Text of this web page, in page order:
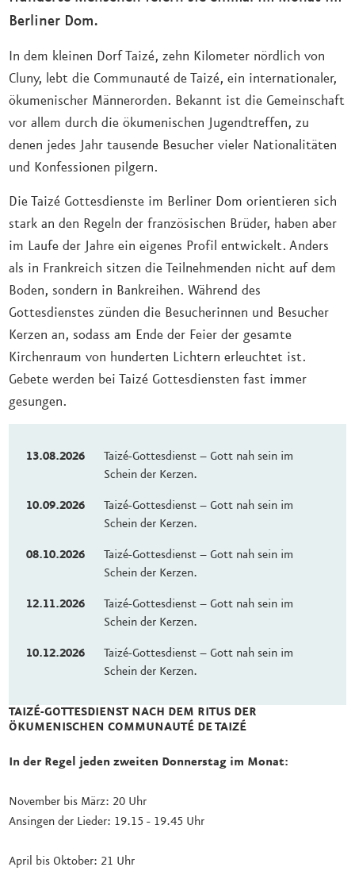
Berliner Dom.
In dem kleinen Dorf Taizé, zehn Kilometer nördlich von
Cluny, lebt die Communauté de Taizé, ein internationaler,
ökumenischer Männerorden. Bekannt ist die Gemeinschaft
vor allem durch die ökumenischen Jugendtreffen, zu
denen jedes Jahr tausende Besucher vieler Nationalitäten
und Konfessionen pilgern.
Die Taizé Gottesdienste im Berliner Dom orientieren sich
stark an den Regeln der französischen Brüder, haben aber
im Laufe der Jahre ein eigenes Profil entwickelt. Anders
als in Frankreich sitzen die Teilnehmenden nicht auf dem
Boden, sondern in Bankreihen. Während des
Gottesdienstes zünden die Besucherinnen und Besucher
Kerzen an, sodass am Ende der Feier der gesamte
Kirchenraum von hunderten Lichtern erleuchtet ist.
Gebete werden bei Taizé Gottesdiensten fast immer
gesungen.
13.08.2026
Taizé-Gottesdienst – Gott nah sein im
Schein der Kerzen.
10.09.2026
Taizé-Gottesdienst – Gott nah sein im
Schein der Kerzen.
08.10.2026
Taizé-Gottesdienst – Gott nah sein im
Schein der Kerzen.
12.11.2026
Taizé-Gottesdienst – Gott nah sein im
Schein der Kerzen.
10.12.2026
Taizé-Gottesdienst – Gott nah sein im
Schein der Kerzen.
TAIZÉ-GOTTESDIENST NACH DEM RITUS DER
ÖKUMENISCHEN COMMUNAUTÉ DE TAIZÉ
In der Regel jeden zweiten Donnerstag im Monat:
November bis März: 20 Uhr
Ansingen der Lieder: 19.15 - 19.45 Uhr
April bis Oktober: 21 Uhr